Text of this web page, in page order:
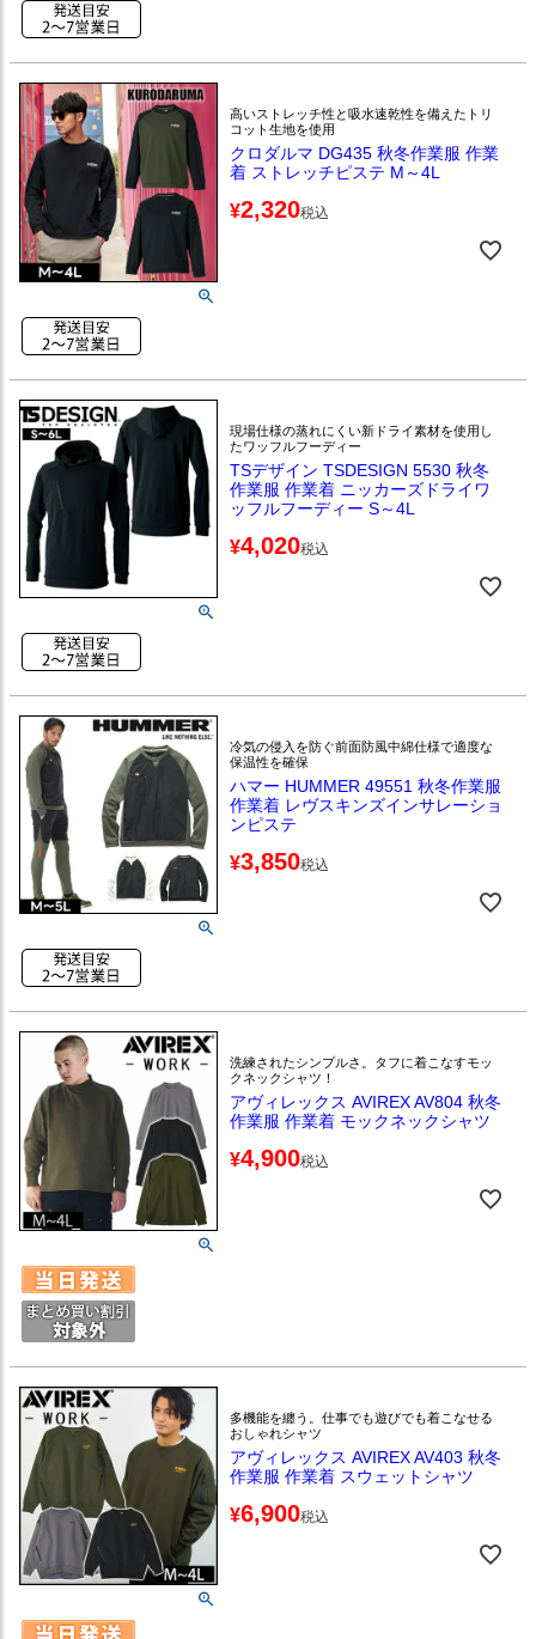
高いストレッチ性と吸水速乾性を備えたトリ
コット生地を使用
クロダルマ DG435 秋冬作業服 作業
着 ストレッチピステ M～4L
¥2,320税込
現場仕様の蒸れにくい新ドライ素材を使用し
たワッフルフーディー
TSデザイン TSDESIGN 5530 秋冬
作業服 作業着 ニッカーズドライワ
ッフルフーディー S～4L
¥4,020税込
冷気の侵入を防ぐ前面防風中綿仕様で適度な
保温性を確保
ハマー HUMMER 49551 秋冬作業服
作業着 レヴスキンズインサレーショ
ンピステ
¥3,850税込
洗練されたシンプルさ。タフに着こなすモッ
クネックシャツ！
アヴィレックス AVIREX AV804 秋冬
作業服 作業着 モックネックシャツ
¥4,900税込
多機能を纏う。仕事でも遊びでも着こなせる
おしゃれシャツ
アヴィレックス AVIREX AV403 秋冬
作業服 作業着 スウェットシャツ
¥6,900税込